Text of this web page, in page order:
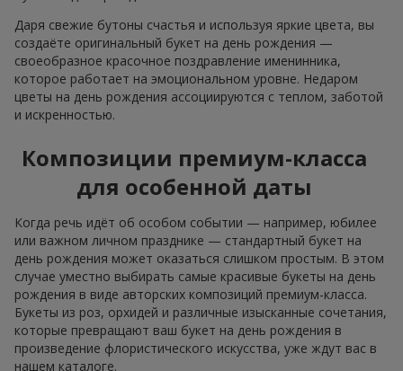
«Ukrainian Choice»
2025 год
Только что доставили